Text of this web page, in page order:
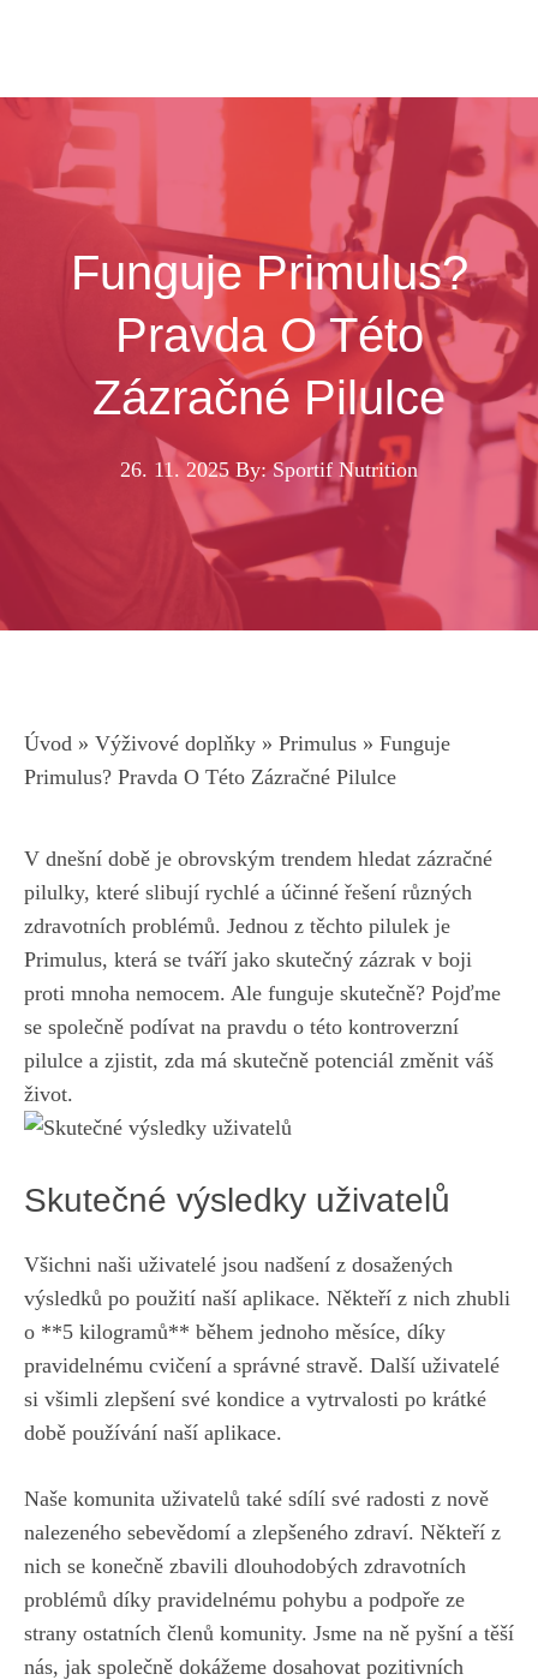
Funguje Primulus?
Pravda O Této
Zázračné Pilulce
26. 11. 2025 By: Sportif Nutrition
Úvod » Výživové doplňky » Primulus » Funguje
Primulus? Pravda O Této Zázračné Pilulce
V dnešní době je obrovským trendem hledat zázračné
pilulky, které slibují rychlé a účinné řešení různých
zdravotních problémů. Jednou z těchto pilulek je
Primulus, která se tváří jako skutečný zázrak v boji
proti mnoha nemocem. Ale funguje skutečně? Pojďme
se společně podívat na pravdu o této kontroverzní
pilulce a zjistit, zda má skutečně potenciál změnit váš
život.
Skutečné výsledky uživatelů
Všichni naši uživatelé jsou nadšení z dosažených
výsledků po použití naší aplikace. Někteří z nich zhubli
o **5 kilogramů** během jednoho měsíce, díky
pravidelnému cvičení a správné stravě. Další uživatelé
si všimli zlepšení své kondice a vytrvalosti po krátké
době používání naší aplikace.
Naše komunita uživatelů také sdílí své radosti z nově
nalezeného sebevědomí a zlepšeného zdraví. Někteří z
nich se konečně zbavili dlouhodobých zdravotních
problémů díky pravidelnému pohybu a podpoře ze
strany ostatních členů komunity. Jsme na ně pyšní a těší
nás, jak společně dokážeme dosahovat pozitivních